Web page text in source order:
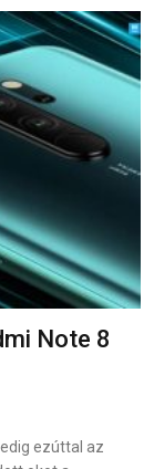
Note 8
ezúttal az